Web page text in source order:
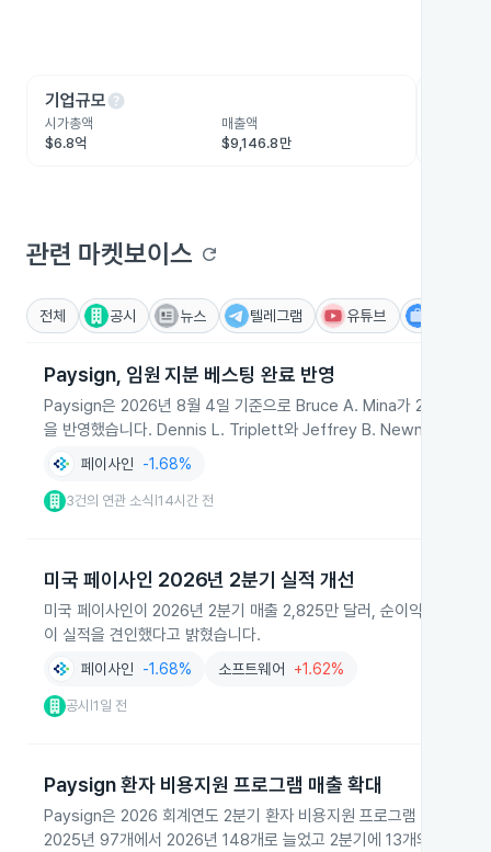
기업규모help
시가총액
$6.8억
매출액
$9,146.8만
관련 마켓보이스 refresh
전체 공시 뉴스 텔레그램 유튜브
Paysign, 임원 지분 베스팅 완료 반영
Paysign은 2026년 8월 4일 기준으로 Bruce A. Mina가 2025년 8
을 반영했습니다. Dennis L. Triplett와 Jeffrey B. Newman의 동일
페이사인 -1.68%
3건의 연관 소식 14시간 전
미국 페이사인 2026년 2분기 실적 개선
미국 페이사인이 2026년 2분기 매출 2,825만 달러, 순이익 675만
이 실적을 견인했다고 밝혔습니다.
페이사인 -1.68% 소프트웨어 +1.62%
공시 |1일 전
Paysign 환자 비용지원 프로그램 매출 확대
Paysign은 2026 회계연도 2분기 환자 비용지원 프로그램 부문 매
2025년 97개에서 2026년 148개로 늘었고 2분기에 13개의 신규 프